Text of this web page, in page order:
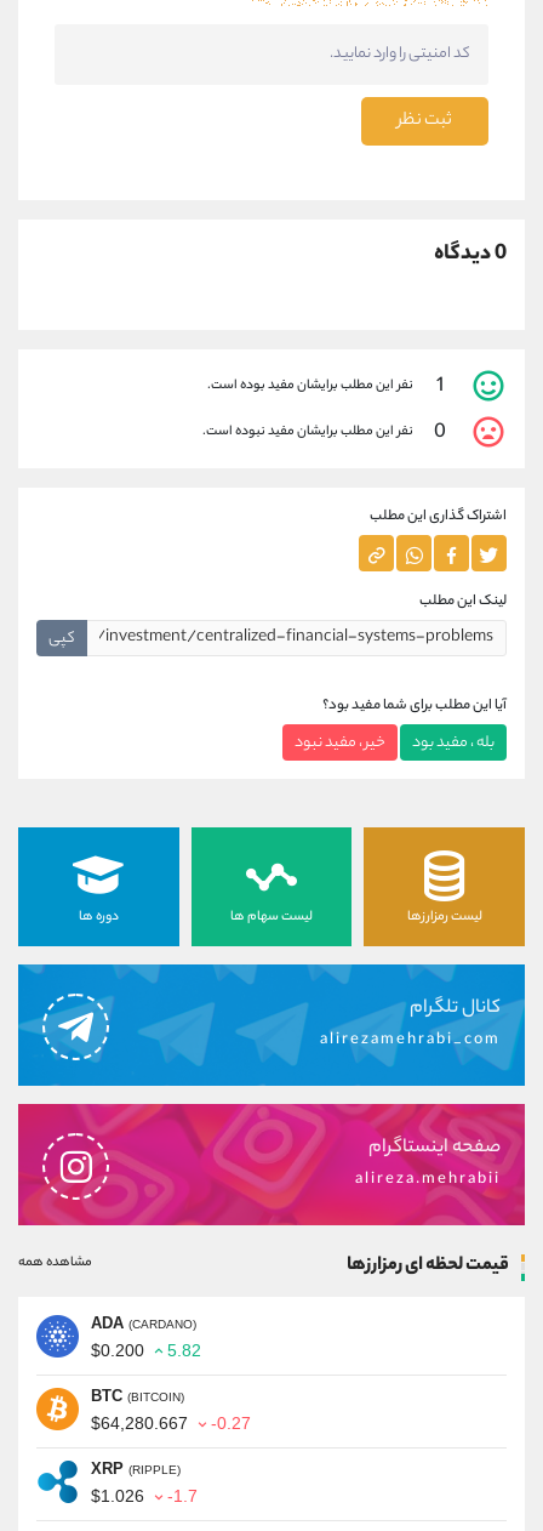
ثبت نظر
0 دیدگاه
1 نفر این مطلب برایشان مفید بوده است.
0 نفر این مطلب برایشان مفید نبوده است.
اشتراک گذاری این مطلب
لینک این مطلب
کپی
آیا این مطلب برای شما مفید بود؟
بله ، مفید بود خیر ، مفید نبود
لیست رمزارزها لیست سهام ها دوره ها
کانال تلگرام
alirezamehrabi_com
صفحه اینستاگرام
alireza.mehrabii
قیمت لحظه ای رمزارزها مشاهده همه
ADA (CARDANO)
$0.200 5.82
BTC (BITCOIN)
$64,280.667 -0.27
XRP (RIPPLE)
$1.026 -1.7